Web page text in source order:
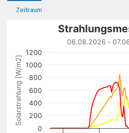
Zeitraum
Strahlungsmessung
Line chart with 5 lines.
06.08.2026 - 07.08.2026
View as data table,
The chart has 1 X axis
The chart has 1 Y axis displaying
Solarstrahlung [W/m
2
]
06.08.2026 -
0
200
400
600
800
1000
1200